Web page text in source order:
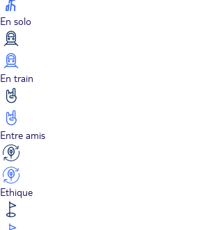
En solo
En train
Entre amis
Ethique